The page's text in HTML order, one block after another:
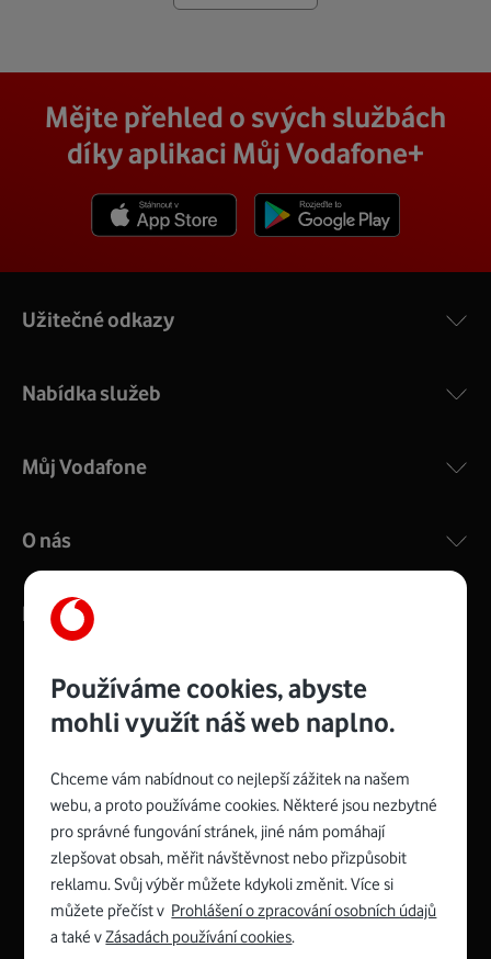
Mějte přehled o svých službách
díky aplikaci Můj Vodafone+
Spojte se s Vodafonem
Facebook
profil
X
profil
Instagram
profil
Youtube
profil
Vodafone
TV
LinkedIn
profil
Užitečné odkazy
Nabídka služeb
Můj Vodafone
O nás
Kontakty
Management
consultancy
Recruitment
logo
Top
roku
Platinové
EcoVadis
Buy
Award
má
zelenou
Používáme cookies, abyste
mohli využít náš web naplno.
Chceme vám nabídnout co nejlepší zážitek na našem
webu, a proto používáme cookies. Některé jsou nezbytné
pro správné fungování stránek, jiné nám pomáhají
zlepšovat obsah, měřit návštěvnost nebo přizpůsobit
reklamu. Svůj výběr můžete kdykoli změnit. Více si
můžete přečíst v Prohlášení o zpracování osobních údajů
a také vZásadách používání cookies.